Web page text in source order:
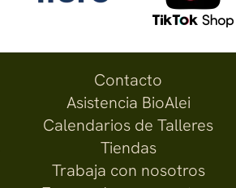
Contacto
Asistencia BioAlei
Calendarios de Talleres
Tiendas
Trabaja con nosotros